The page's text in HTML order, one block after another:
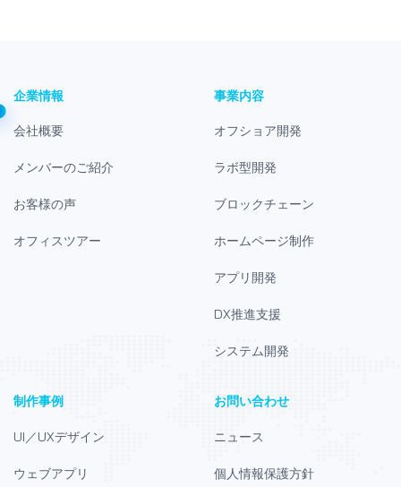
企業情報
会社概要
メンバーのご紹介
お客様の声
オフィスツアー
事業内容
オフショア開発
ラボ型開発
ブロックチェーン
ホームページ制作
アプリ開発
DX推進支援
システム開発
制作事例
UI／UXデザイン
ウェブアプリ
お問い合わせ
ニュース
個人情報保護方針